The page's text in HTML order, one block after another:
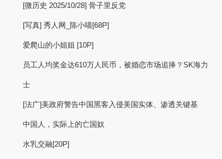
[微历史 2025/10/28] 骨子里反党
[写真] 秀人网_陈小喵[68P]
爱爬山的小姐姐 [10P]
员工人均奖金达610万人民币，被婚恋市场追捧？SK海力
士
[法广]美政府警告中国黑客入侵美国实体、渗透关键基
中国人，实际上的亡国奴
水乳交融[20P]